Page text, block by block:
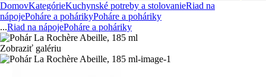
DomovKategórieKuchynské potreby a stolovanieRiad na
nápojePoháre a pohárikyPoháre a poháriky
...Riad na nápojePoháre a poháriky
Zobraziť galériu